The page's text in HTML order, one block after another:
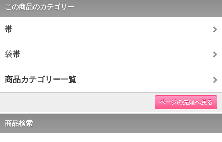
この商品のカテゴリー
帯
袋帯
商品カテゴリー一覧
ページの先頭へ戻る
商品検索